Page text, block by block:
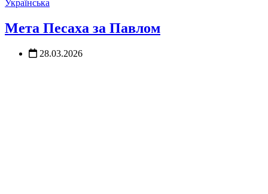
Українська
Мета Песаха за Павлом
28.03.2026